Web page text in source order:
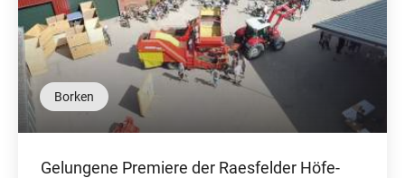
Borken
Gelungene Premiere der Raesfelder Höfe-